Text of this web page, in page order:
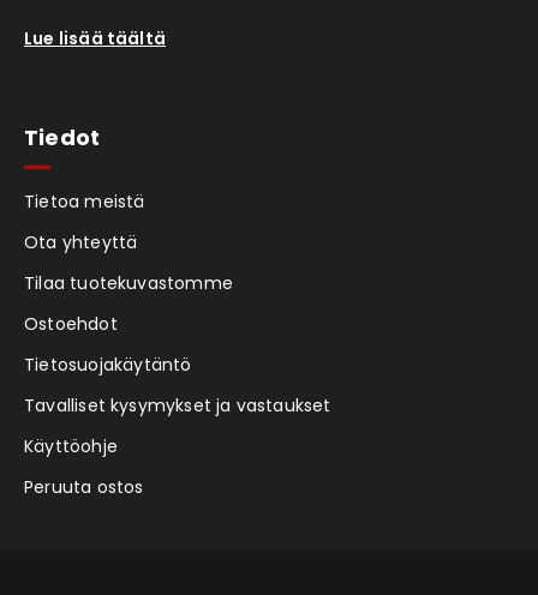
Lue lisää täältä
Tiedot
Tietoa meistä
Ota yhteyttä
Tilaa tuotekuvastomme
Ostoehdot
Tietosuojakäytäntö
Tavalliset kysymykset ja vastaukset
Käyttöohje
Peruuta ostos